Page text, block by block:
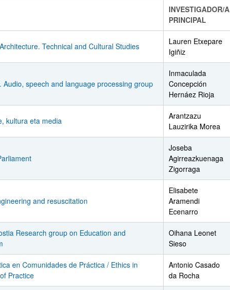
INVESTIGADOR/A
PRINCIPAL
Technical and Cultural Studies
Lauren Etxepare
Igiñiz
Audio, speech and language processing group
Inmaculada
Concepción
Hernáez Rioja
kultura eta media
Arantzazu
Lauzirika Morea
Joseba
Agirreazkuenaga
Zigorraga
and resuscitation
Elisabete
Aramendi
Ecenarro
Research group on Education and
Oihana Leonet
Sieso
en Comunidades de Práctica / Ethics in
Practice
Antonio Casado
da Rocha